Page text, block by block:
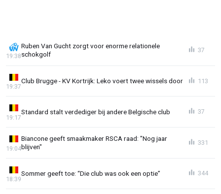
Ruben Van Gucht zorgt voor enorme relationele
schokgolf
19:38
37
Club Brugge - KV Kortrijk: Leko voert twee wissels door
19:37
113
Standard stalt verdediger bij andere Belgische club
19:17
37
Biancone geeft smaakmaker RSCA raad: "Nog jaar
blijven"
19:04
331
Sommer geeft toe: “Die club was ook een optie”
18:39
344